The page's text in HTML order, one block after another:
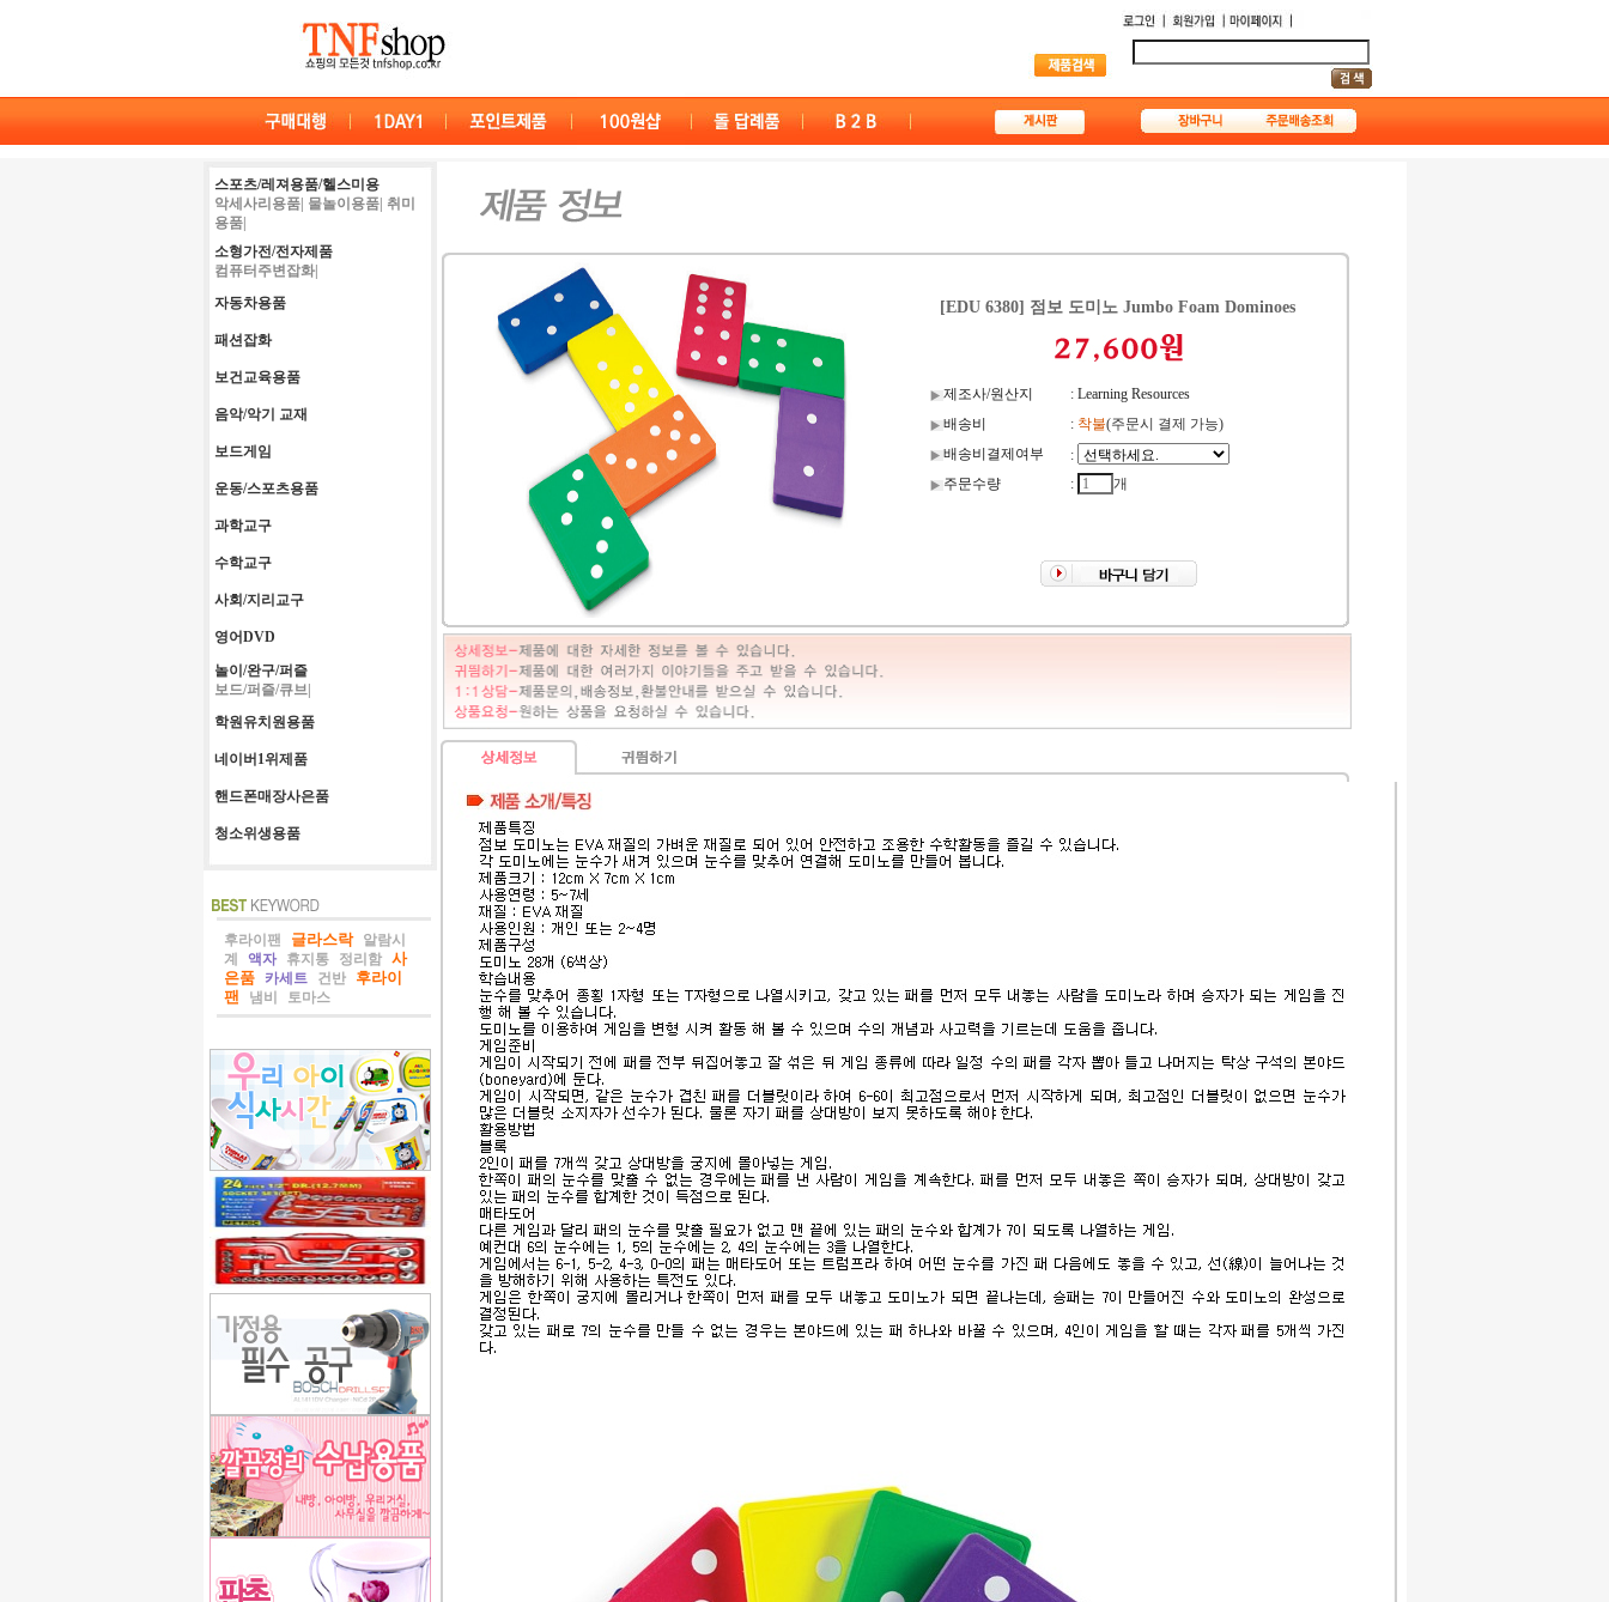
스포츠/레져용품/헬스미용
악세사리용품| 물놀이용품| 취미
용품|
소형가전/전자제품
컴퓨터주변잡화|
자동차용품
패션잡화
보건교육용품
음악/악기 교재
보드게임
운동/스포츠용품
과학교구
수학교구
사회/지리교구
영어DVD
놀이/완구/퍼즐
보드/퍼즐/큐브|
학원유치원용품
네이버1위제품
핸드폰매장사은품
청소위생용품
후라이팬 글라스락
알람시
계
액자 휴지통 정리함 사
은품
카세트 건반
후라이
팬
냄비 토마스
[EDU 6380] 점보 도미노 Jumbo Foam Dominoes
제조사/원산지 : Learning Resources
배송비
: 착불(주문시 결제 가능)
배송비결제여부
:
주문수량
: 개